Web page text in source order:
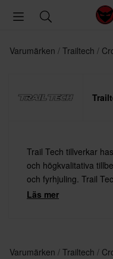
Varumärken Trailtech
Trail Tech tillverkar
och högkvalitativa
och fyrhjuling. Trail
till ett lägre pris än
Läs mer
Varumärken Trailtech